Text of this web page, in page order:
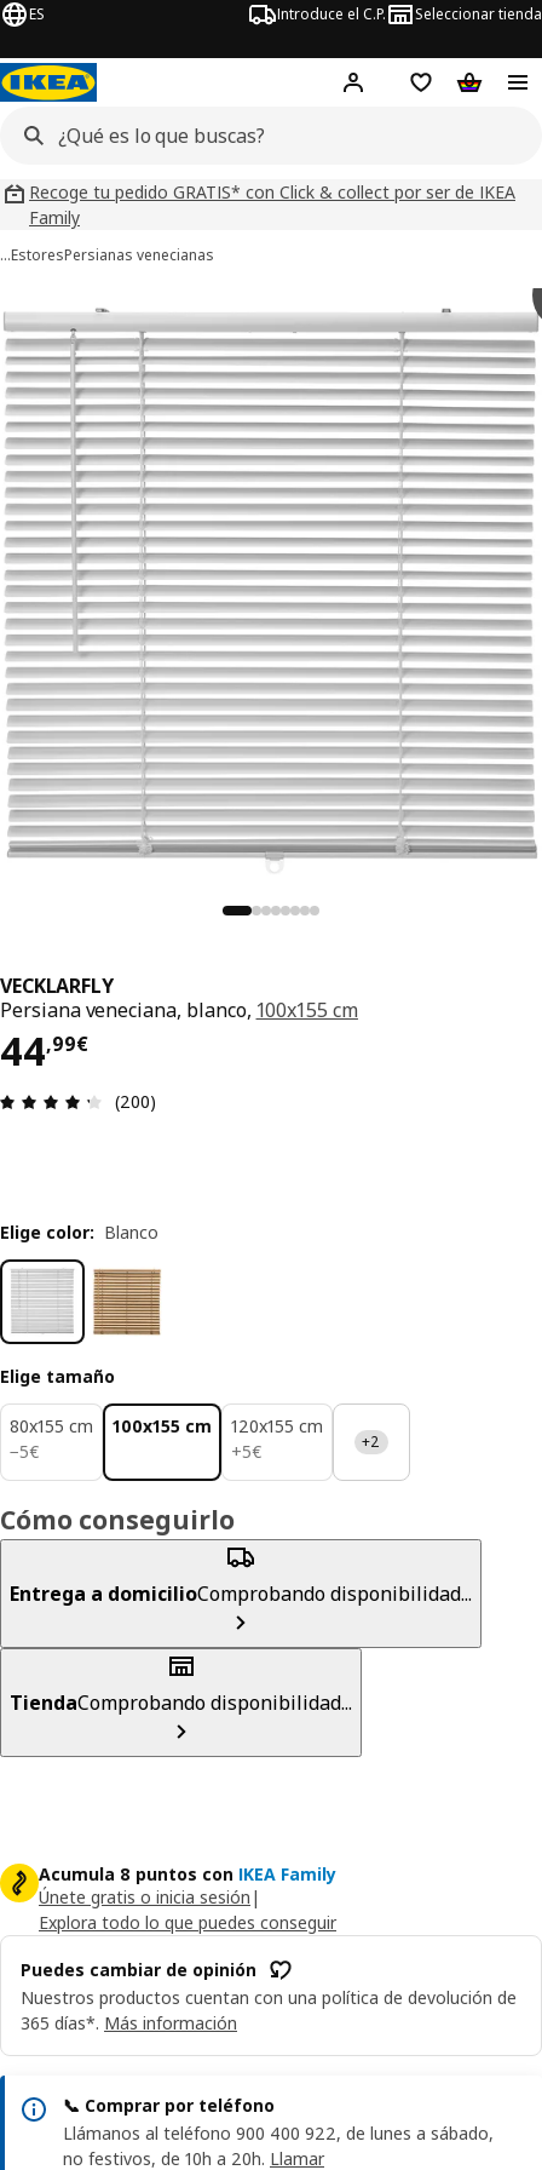
ES Introduce el C.P. Seleccionar tienda
Hej! Iniciar sesión
Lista de deseos
Carrito
Recoge tu pedido GRATIS* con Click & collect por ser de IKEA
Family
…EstoresPersianas venecianas
de 8 VECKLARFLY
VECKLARFLY
Persiana veneciana, blanco, 100x155 cm
44,99€
El precio 44,99€
Reseña: 4.3 de 5 estrellas. Revisiones totales:
(200)
Elige color: Blanco
Elige tamaño
80x155 cm
−5€
5€
100x155 cm
120x155 cm
+5€
5€ +2
Cómo conseguirlo
Entrega a domicilioComprobando disponibilidad...
TiendaComprobando disponibilidad...
Acumula 8 puntos con IKEA Family
Únete gratis o inicia sesión |
Explora todo lo que puedes conseguir
Puedes cambiar de opinión
Nuestros productos cuentan con una política de devolución de
365 días*. Más información
📞 Comprar por teléfono
Llámanos al teléfono 900 400 922, de lunes a sábado,
no festivos, de 10h a 20h. Llamar